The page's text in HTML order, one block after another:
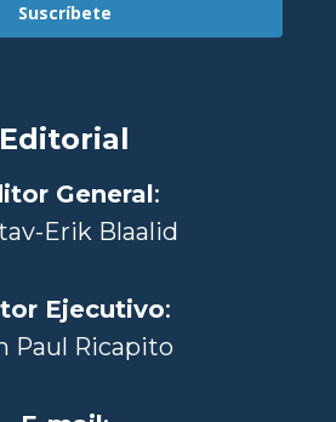
Suscríbete
Editorial
General:
Erik Blaalid
Ejecutivo:
Paul Ricapito